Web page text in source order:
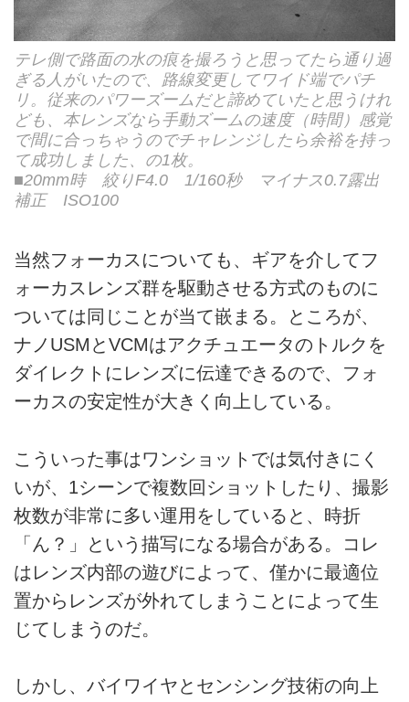
テレ側で路面の水の痕を撮ろうと思ってたら通り過
ぎる人がいたので、路線変更してワイド端でパチ
リ。従来のパワーズームだと諦めていたと思うけれ
ども、本レンズなら手動ズームの速度（時間）感覚
で間に合っちゃうのでチャレンジしたら余裕を持っ
て成功しました、の1枚。
■20mm時 絞りF4.0 1/160秒 マイナス0.7露出
補正 ISO100
当然フォーカスについても、ギアを介してフ
ォーカスレンズ群を駆動させる方式のものに
ついては同じことが当て嵌まる。ところが、
ナノUSMとVCMはアクチュエータのトルクを
ダイレクトにレンズに伝達できるので、フォ
ーカスの安定性が大きく向上している。
こういった事はワンショットでは気付きにく
いが、1シーンで複数回ショットしたり、撮影
枚数が非常に多い運用をしていると、時折
「ん？」という描写になる場合がある。コレ
はレンズ内部の遊びによって、僅かに最適位
置からレンズが外れてしまうことによって生
じてしまうのだ。
しかし、バイワイヤとセンシング技術の向上